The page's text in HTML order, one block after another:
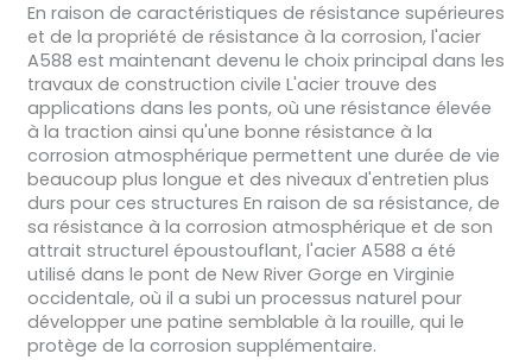
En raison de caractéristiques de résistance supérieures
et de la propriété de résistance à la corrosion, l'acier
A588 est maintenant devenu le choix principal dans les
travaux de construction civile L'acier trouve des
applications dans les ponts, où une résistance élevée
à la traction ainsi qu'une bonne résistance à la
corrosion atmosphérique permettent une durée de vie
beaucoup plus longue et des niveaux d'entretien plus
durs pour ces structures En raison de sa résistance, de
sa résistance à la corrosion atmosphérique et de son
attrait structurel époustouflant, l'acier A588 a été
utilisé dans le pont de New River Gorge en Virginie
occidentale, où il a subi un processus naturel pour
développer une patine semblable à la rouille, qui le
protège de la corrosion supplémentaire.